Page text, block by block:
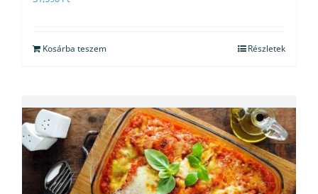
Kosárba teszem Részletek